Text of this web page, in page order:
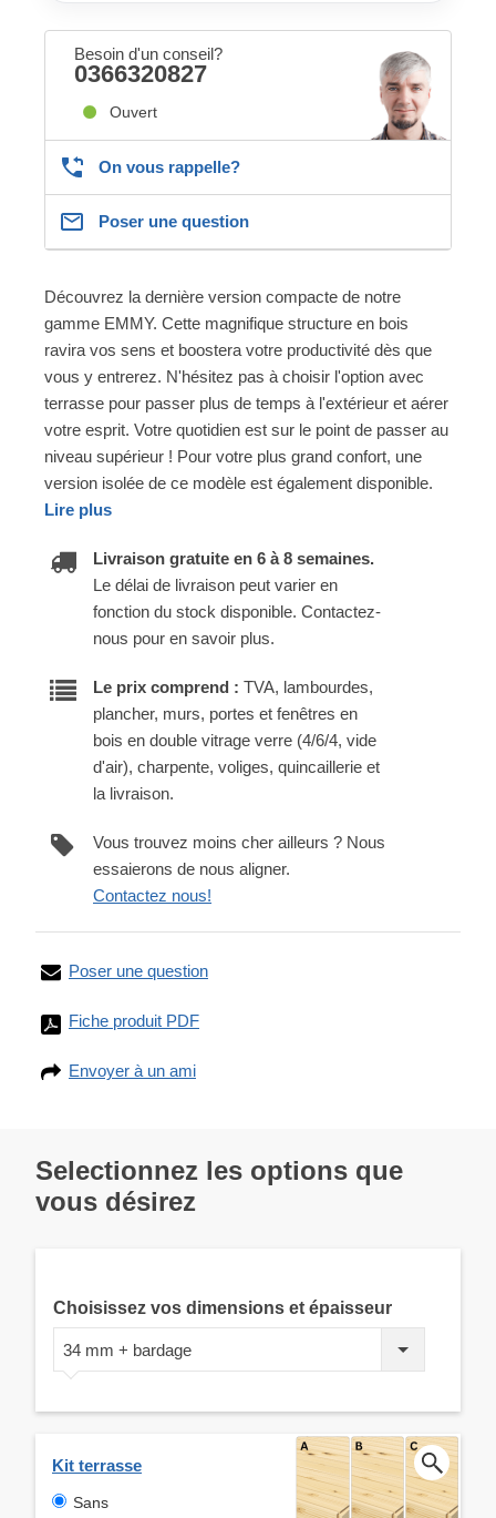
Besoin d'un conseil?
0366320827
Ouvert
On vous rappelle?
Poser une question
Découvrez la dernière version compacte de notre
gamme EMMY. Cette magnifique structure en bois
ravira vos sens et boostera votre productivité dès que
vous y entrerez. N'hésitez pas à choisir l'option avec
terrasse pour passer plus de temps à l'extérieur et aérer
votre esprit. Votre quotidien est sur le point de passer au
niveau supérieur ! Pour votre plus grand confort, une
version isolée de ce modèle est également disponible.
Lire plus
Livraison gratuite en 6 à 8 semaines.
Le délai de livraison peut varier en
fonction du stock disponible. Contactez-
nous pour en savoir plus.
Le prix comprend : TVA, lambourdes,
plancher, murs, portes et fenêtres en
bois en double vitrage verre (4/6/4, vide
d'air), charpente, voliges, quincaillerie et
la livraison.
Vous trouvez moins cher ailleurs ? Nous
essaierons de nous aligner.
Contactez nous!
Poser une question
Fiche produit PDF
Envoyer à un ami
Selectionnez les options que
vous désirez
Choisissez vos dimensions et épaisseur
34 mm + bardage
Kit terrasse
Sans